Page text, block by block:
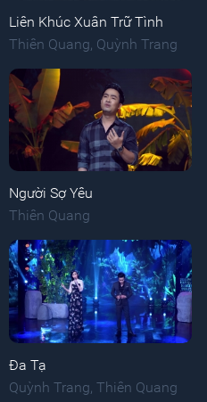
Liên Khúc Xuân Trữ Tình
Thiên Quang Quỳnh Trang
Người Sợ Yêu
Thiên Quang
Đa Tạ
Quỳnh Trang Thiên Quang